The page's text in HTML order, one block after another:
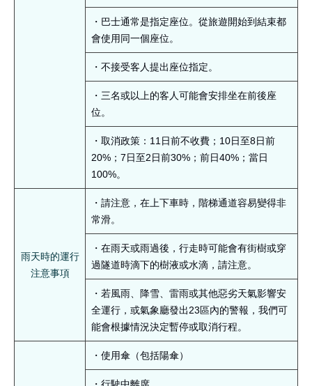
・巴士通常是指定座位。從旅遊開始到結束都
會使用同一個座位。
・不接受客人提出座位指定。
・三名或以上的客人可能會安排坐在前後座
位。
・取消政策：11日前不收費；10日至8日前
20%；7日至2日前30%；前日40%；當日
100%。
雨天時的運行
注意事項
・請注意，在上下車時，階梯通道容易變得非
常滑。
・在雨天或雨過後，行走時可能會有街樹或穿
過隧道時滴下的樹液或水滴，請注意。
・若風雨、降雪、雷雨或其他惡劣天氣影響安
全運行，或氣象廳發出23區內的警報，我們可
能會根據情況決定暫停或取消行程。
・使用傘（包括陽傘）